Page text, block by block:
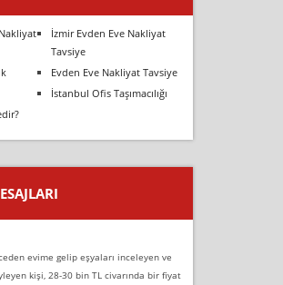
İzmir Evden Eve Nakliyat
Tavsiye
Evden Eve Nakliyat Tavsiye
İstanbul Ofis Taşımacılığı
evime gelip eşyaları inceleyen ve
kişi, 28-30 bin TL civarında bir fiyat